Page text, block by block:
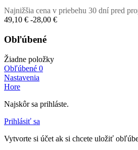
Najnižšia cena v priebehu 30 dní pred
49,10 € -28,00 €
Obľúbené
Žiadne položky
Obľúbené 0
Nastavenia
Hore
Najskôr sa prihláste.
Prihlásiť sa
Vytvorte si účet ak si chcete uložiť